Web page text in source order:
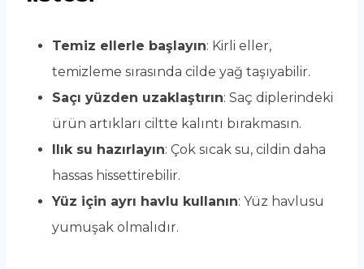
Temiz ellerle başlayın: Kirli eller,
temizleme sırasında cilde yağ taşıyabilir.
Saçı yüzden uzaklaştırın: Saç diplerindeki
ürün artıkları ciltte kalıntı bırakmasın.
Ilık su hazırlayın: Çok sıcak su, cildin daha
hassas hissettirebilir.
Yüz için ayrı havlu kullanın: Yüz havlusu
yumuşak olmalıdır.